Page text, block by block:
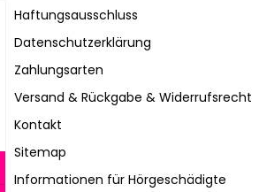
Haftungsausschluss
Datenschutzerklärung
Zahlungsarten
Versand & Rückgabe & Widerrufsrecht
Kontakt
Sitemap
Informationen für Hörgeschädigte